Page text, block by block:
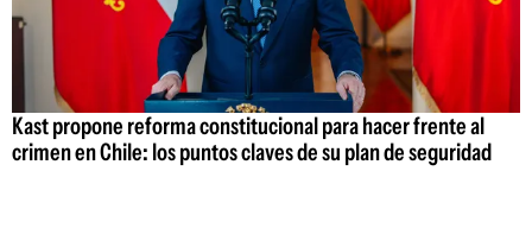
Kast propone reforma constitucional para hacer frente al
crimen en Chile: los puntos claves de su plan de seguridad